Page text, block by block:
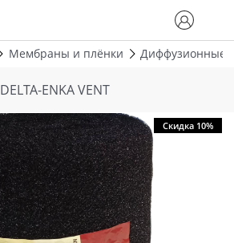
Мембраны и плёнки Диффузионные
DELTA-ENKA VENT
Скидка 10%